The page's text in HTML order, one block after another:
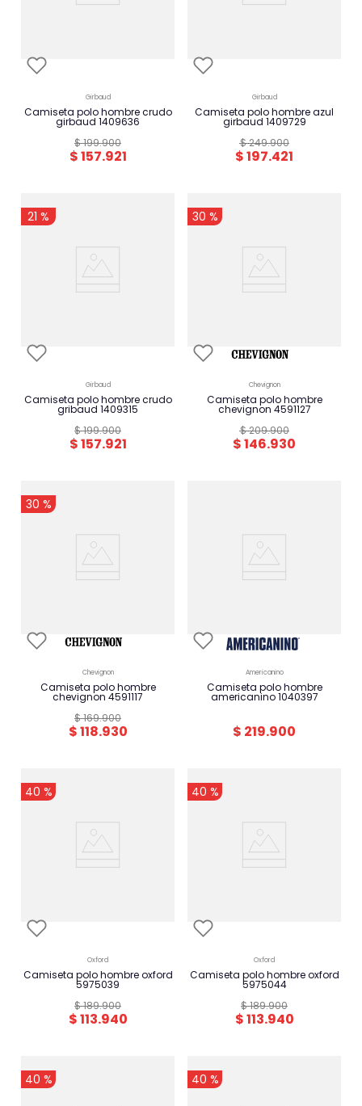
girbaud
camiseta polo hombre crudo
girbaud 1409636
$199.900
$157.921
girbaud
camiseta polo hombre azul
girbaud 1409729
$249.900
$197.421
21 %
girbaud
camiseta polo hombre crudo
gribaud 1409315
$199.900
$157.921
30 %
chevignon
camiseta polo hombre
chevignon 4591127
$209.900
$146.930
30 %
chevignon
camiseta polo hombre
chevignon 4591117
$169.900
$118.930
americanino
camiseta polo hombre
americanino 1040397
$ 219.900
40 %
oxford
camiseta polo hombre oxford
5975039
$189.900
$113.940
40 %
oxford
camiseta polo hombre oxford
5975044
$189.900
$113.940
40 % 40 %